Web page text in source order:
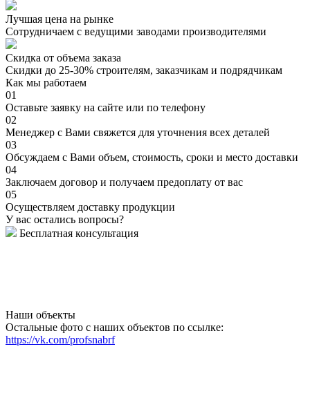
Лучшая цена на рынке
Сотрудничаем с ведущими заводами производителями
Скидка от объема заказа
Скидки до 25-30% строителям, заказчикам и подрядчикам
Как мы работаем
01
Оставьте заявку на сайте или по телефону
02
Менеджер с Вами свяжется для уточнения всех деталей
03
Обсуждаем с Вами объем, стоимость, сроки и место доставки
04
Заключаем договор и получаем предоплату от вас
05
Осуществляем доставку продукции
У вас остались вопросы?
Бесплатная консультация
Наши объекты
Остальные фото с наших объектов по ссылке:
https://vk.com/profsnabrf